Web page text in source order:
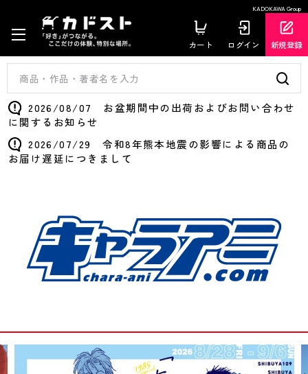
KADOKAWA Group
カート ログイン 新規登録
2026/08/07 お盆期間中の出荷およびお問い合わせ
に関するお知らせ
2026/07/29 令和8年熊本地震の影響による商品の
お届け遅延につきまして